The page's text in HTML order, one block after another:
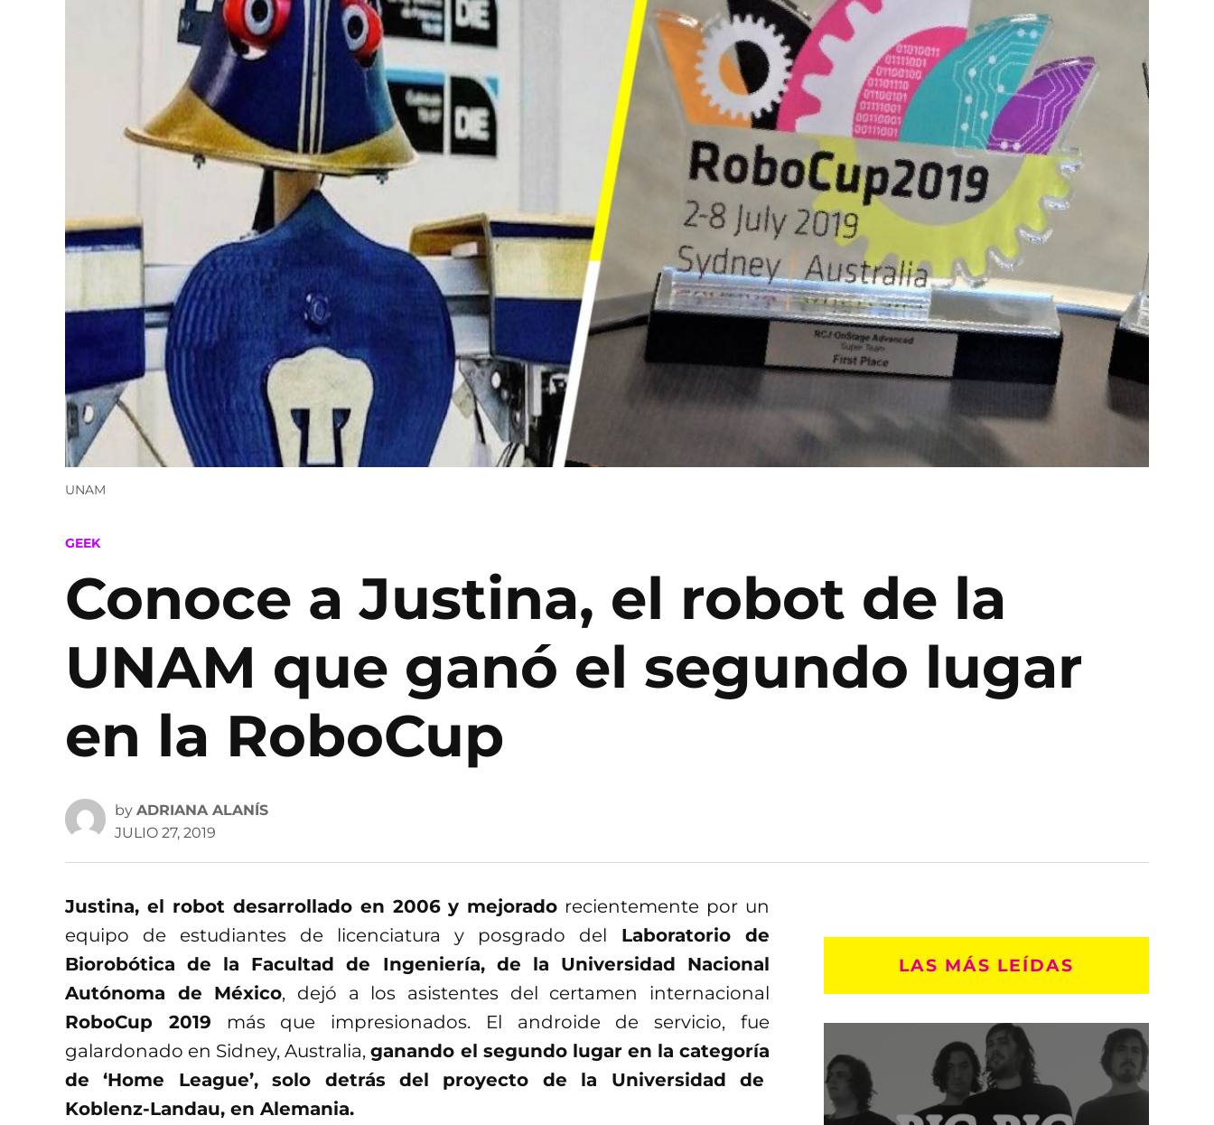
UNAM
POSTED
GEEK
Conoce a Justina, el robot de la
UNAM que ganó el segundo lugar
en la RoboCup
by ADRIANA ALANÍS
JULIO 27, 2019
Justina, el robot desarrollado en 2006 y mejorado recientemente por un
equipo de estudiantes de licenciatura y posgrado del Laboratorio de
Biorobótica de la Facultad de Ingeniería, de la Universidad Nacional
Autónoma de México, dejó a los asistentes del certamen internacional
RoboCup 2019 más que impresionados. El androide de servicio, fue
galardonado en Sidney, Australia,ganando el segundo lugar en la categoría
de ‘Home League’, solo detrás del proyecto de la Universidad de
Koblenz-Landau, en Alemania.
LAS MÁS LEÍDAS